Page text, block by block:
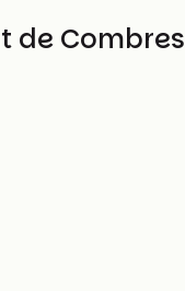
de Combres